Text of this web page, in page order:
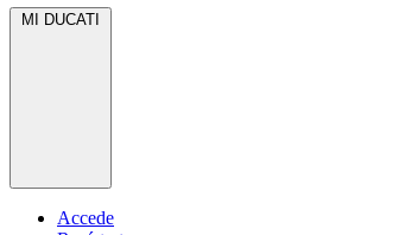
MI DUCATI
Accede